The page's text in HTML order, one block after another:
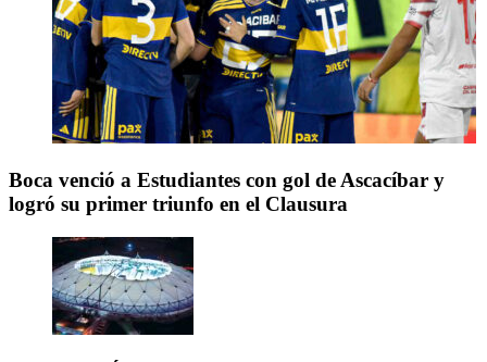
Boca venció a Estudiantes con gol de Ascacíbar y
logró su primer triunfo en el Clausura